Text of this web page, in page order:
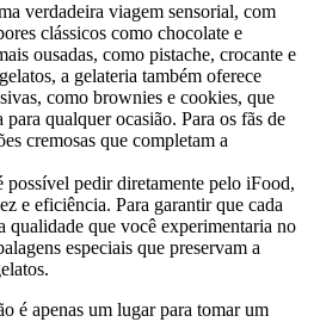
verdadeira viagem sensorial, com
clássicos como chocolate e
ousadas, como pistache, crocante e
a gelateria também oferece
como brownies e cookies, que
qualquer ocasião. Para os fãs de
cremosas que completam a
pedir diretamente pelo iFood,
e eficiência. Para garantir que cada
qualidade que você experimentaria no
especiais que preservam a
é apenas um lugar para tomar um